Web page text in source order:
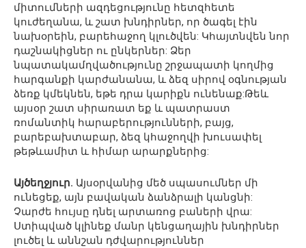
միտումների ազդեցությունը հետզհետե
կուժեղանա, և շատ խնդիրներ, որ ծագել էին
նախօրեին, բարեհաջող կլուծվեն: Կհայտնվեն նոր
դաշնակիցներ ու ընկերներ: Ձեր
նպատակամղվածությունը շրջապատի կողմից
հարգանքի կարժանանա, և ձեզ սիրով օգնության
ձեռք կմեկնեն, եթե դրա կարիքն ունենաք:Թեև
այսօր շատ սիրառատ եք և պատրաստ
ռոմանտիկ հարաբերությունների, բայց,
բարեբախտաբար, ձեզ կհաջողվի խուսափել
թեթևամիտ և հիմար արարքներից:
Այծեղջյուր. Այսօրվանից մեծ սպասումներ մի
ունեցեք, այն բավական ձանձրալի կանցնի:
Չարժե հույսը դնել արտառոց բաների վրա:
Ստիպված կլինեք մանր կենցաղային խնդիրներ
լուծել և աննշան դժվարություններ